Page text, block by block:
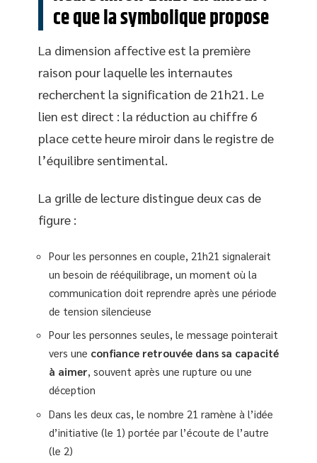
ce que la symbolique propose
La dimension affective est la première
raison pour laquelle les internautes
recherchent la signification de 21h21. Le
lien est direct : la réduction au chiffre 6
place cette heure miroir dans le registre de
l’équilibre sentimental.
La grille de lecture distingue deux cas de
figure :
Pour les personnes en couple, 21h21 signalerait
un besoin de rééquilibrage, un moment où la
communication doit reprendre après une période
de tension silencieuse
Pour les personnes seules, le message pointerait
vers une confiance retrouvée dans sa capacité
à aimer, souvent après une rupture ou une
déception
Dans les deux cas, le nombre 21 ramène à l’idée
d’initiative (le 1) portée par l’écoute de l’autre
(le 2)